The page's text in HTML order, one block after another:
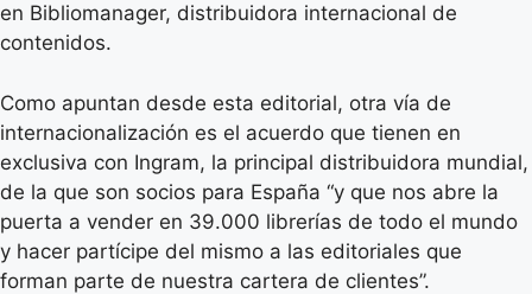
en Bibliomanager, distribuidora internacional de
contenidos.
Como apuntan desde esta editorial, otra vía de
internacionalización es el acuerdo que tienen en
exclusiva con Ingram, la principal distribuidora mundial,
de la que son socios para España “y que nos abre la
puerta a vender en 39.000 librerías de todo el mundo
y hacer partícipe del mismo a las editoriales que
forman parte de nuestra cartera de clientes”.